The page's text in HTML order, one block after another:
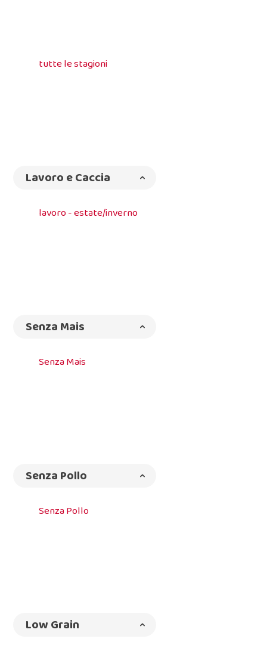
tutte le stagioni
Lavoro e Caccia
lavoro - estate/inverno
Senza Mais
Senza Mais
Senza Pollo
Senza Pollo
Low Grain